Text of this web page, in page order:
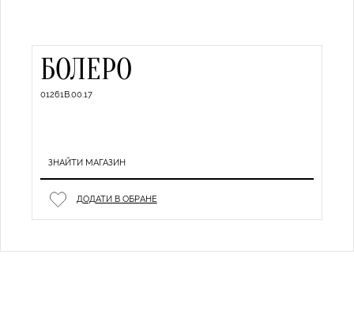
БОЛЕРО
01261B.00.17
ЗНАЙТИ МАГАЗИН
ДОДАТИ В ОБРАНЕ